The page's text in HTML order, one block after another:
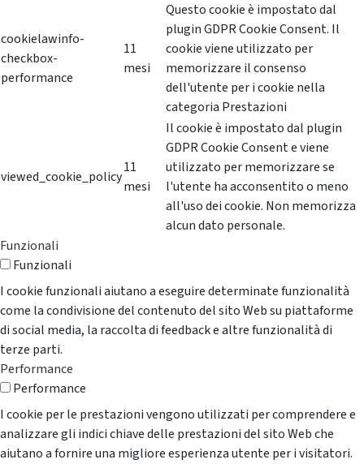
cookielawinfo-
checkbox-
performance
11
mesi
Questo cookie è impostato dal
plugin GDPR Cookie Consent. Il
cookie viene utilizzato per
memorizzare il consenso
dell'utente per i cookie nella
categoria Prestazioni
viewed_cookie_policy
11
mesi
Il cookie è impostato dal plugin
GDPR Cookie Consent e viene
utilizzato per memorizzare se
l'utente ha acconsentito o meno
all'uso dei cookie. Non memorizza
alcun dato personale.
Funzionali
Funzionali
I cookie funzionali aiutano a eseguire determinate funzionalità
come la condivisione del contenuto del sito Web su piattaforme
di social media, la raccolta di feedback e altre funzionalità di
terze parti.
Performance
Performance
I cookie per le prestazioni vengono utilizzati per comprendere e
analizzare gli indici chiave delle prestazioni del sito Web che
aiutano a fornire una migliore esperienza utente per i visitatori.